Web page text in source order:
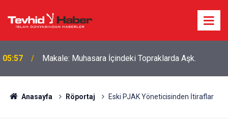
18:39
Boykottan kaçmaya çalışan Algida yeni bir marka
ismi buldu!
Anasayfa Röportaj Eski PJAK Yöneticisinden İtiraflar